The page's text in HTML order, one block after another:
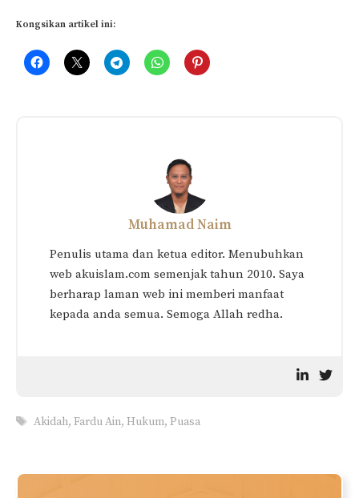
Kongsikan artikel ini:
Muhamad Naim
Penulis utama dan ketua editor. Menubuhkan
web akuislam.com semenjak tahun 2010. Saya
berharap laman web ini memberi manfaat
kepada anda semua. Semoga Allah redha.
Tags
Akidah,Fardu Ain,Hukum,Puasa